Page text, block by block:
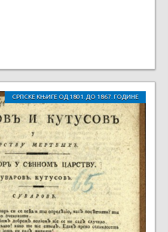
СРПСКЕ КЊИГЕ ОД 1801. ДО 1867. ГОДИНЕ